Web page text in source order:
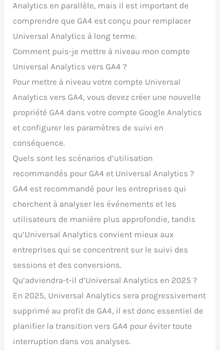
Analytics en parallèle, mais il est important de
comprendre que GA4 est conçu pour remplacer
Universal Analytics à long terme.
Comment puis-je mettre à niveau mon compte
Universal Analytics vers GA4 ?
Pour mettre à niveau votre compte Universal
Analytics vers GA4, vous devez créer une nouvelle
propriété GA4 dans votre compte Google Analytics
et configurer les paramètres de suivi en
conséquence.
Quels sont les scénarios d’utilisation
recommandés pour GA4 et Universal Analytics ?
GA4 est recommandé pour les entreprises qui
cherchent à analyser les événements et les
utilisateurs de manière plus approfondie, tandis
qu’Universal Analytics convient mieux aux
entreprises qui se concentrent sur le suivi des
sessions et des conversions.
Qu’adviendra-t-il d’Universal Analytics en 2025 ?
En 2025, Universal Analytics sera progressivement
supprimé au profit de GA4, il est donc essentiel de
planifier la transition vers GA4 pour éviter toute
interruption dans vos analyses.